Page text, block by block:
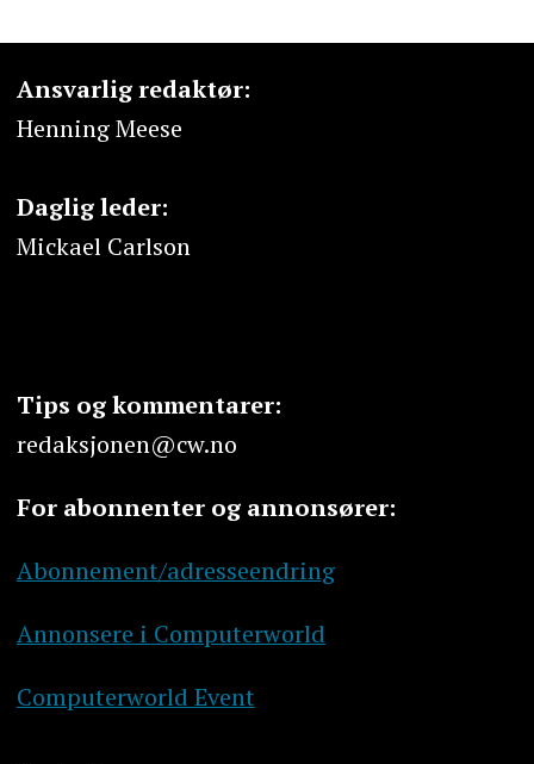
Ansvarlig redaktør:
Henning Meese
Daglig leder:
Mickael Carlson
Tips og kommentarer:
redaksjonen@cw.no
For abonnenter og annonsører:
Abonnement/adresseendring
Annonsere i Computerworld
Computerworld Event